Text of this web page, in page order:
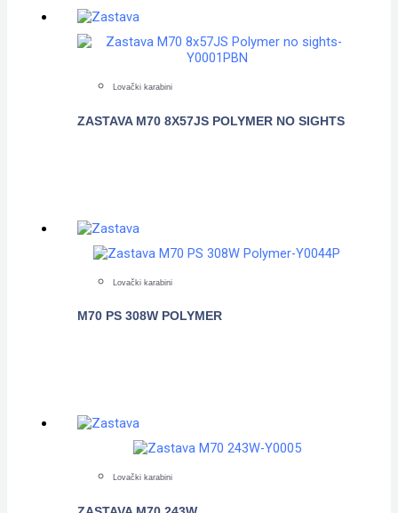
Lovački karabini
ZASTAVA M70 8X57JS POLYMER NO SIGHTS
Lovački karabini
M70 PS 308W POLYMER
Lovački karabini